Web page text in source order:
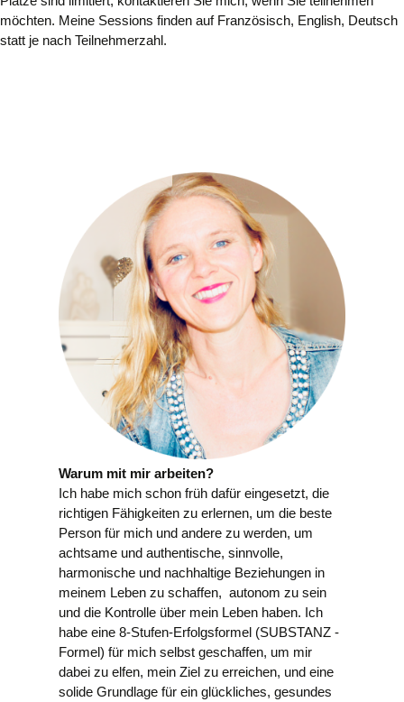
möchten. Meine Sessions finden auf Französisch, English, Deutsch
statt je nach Teilnehmerzahl.
Warum mit mir arbeiten?
Ich habe mich schon früh dafür eingesetzt, die
richtigen Fähigkeiten zu erlernen, um die beste
Person für mich und andere zu werden, um
achtsame und authentische, sinnvolle,
harmonische und nachhaltige Beziehungen in
meinem Leben zu schaffen, autonom zu sein
und die Kontrolle über mein Leben haben. Ich
habe eine 8-Stufen-Erfolgsformel (SUBSTANZ -
Formel) für mich selbst geschaffen, um mir
dabei zu elfen, mein Ziel zu erreichen, und eine
solide Grundlage für ein glückliches, gesundes